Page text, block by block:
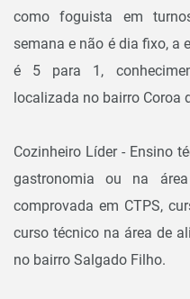
como foguista em
semana e não é dia fixo, a
é 5 para 1,
localizada no bairro Coroa
Cozinheiro Líder - Ensino
gastronomia ou na
comprovada em CTPS,
curso técnico na área de
no bairro Salgado Filho.